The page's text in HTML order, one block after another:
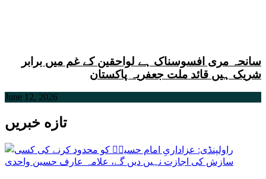
سانحہ مری افسوسناک ہے لواحقین کے غم میں برابر
شریک ہیں قائد ملت جعفریہ پاکستان
June 12, 2026
تازه خبریں